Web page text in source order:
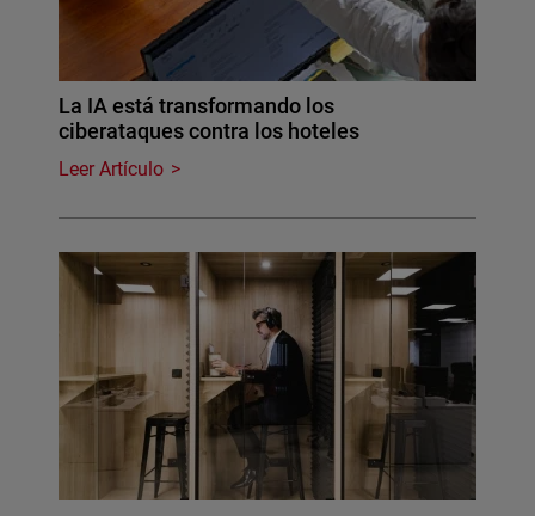
La IA está transformando los
ciberataques contra los hoteles
Leer Artículo